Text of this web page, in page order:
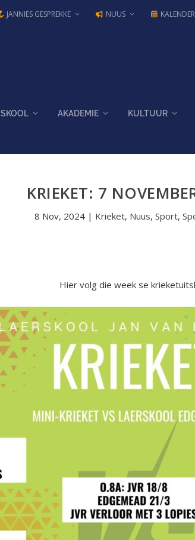
JANNIES GESPREKKE NUUS KALENDER
SKOOL AKADEMIE KULTUUR
KRIEKET: 7
8 Nov, 2024 | Krieket, Nuus, Sport,
Hier volg die week se